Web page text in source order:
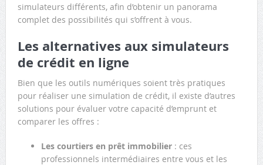
simulateurs différents, afin d’obtenir un panorama
complet des possibilités qui s’offrent à vous.
Les alternatives aux simulateurs
de crédit en ligne
Bien que les outils numériques soient très pratiques
pour réaliser une simulation de crédit, il existe d’autres
solutions pour évaluer votre capacité d’emprunt et
comparer les offres :
Les courtiers en prêt immobilier: ces
professionnels intermédiaires entre vous et les